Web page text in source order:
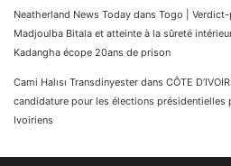
Neatherland News Today dans Togo |
Madjoulba Bitala et atteinte à la sûreté
Kadangha écope 20ans de prison
Cami Halısı Transdinyester dans CÔTE
candidature pour les élections présidentielles
Ivoiriens